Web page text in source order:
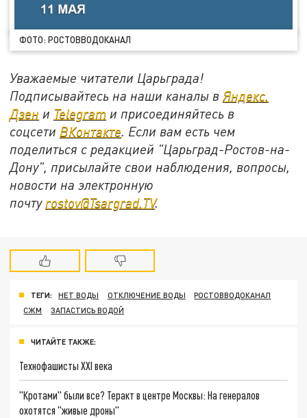
ФОТО: РОСТОВВОДОКАНАЛ
Уважаемые читатели Царьграда!
Подписывайтесь на наши каналы вЯндекс.
Дзен и Telegram и присоединяйтесь в
соцсети ВКонтакте. Если вам есть чем
поделиться с редакцией "Царьград-Ростов-на-
Дону", присылайте свои наблюдения, вопросы,
новости на электронную
почту rostov@Tsargrad.ТV.
ТЕГИ: НЕТ ВОДЫ ОТКЛЮЧЕНИЕ ВОДЫ
РОСТОВВОДОКАНАЛ
СЖМ
ЗАПАСТИСЬ ВОДОЙ
ЧИТАЙТЕ ТАКЖЕ:
Технофашисты XXI века
"Кротами" были все? Теракт в центре Москвы: На генералов
охотятся "живые дроны"